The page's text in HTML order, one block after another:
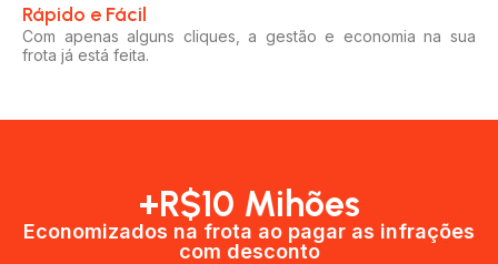
Rápido e Fácil​
Com apenas alguns cliques, a gestão e economia na sua
frota já está feita.
+R$10 Mihões
Economizados na frota ao pagar as infrações
com desconto